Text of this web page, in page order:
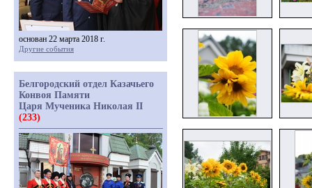
основан 22 марта 2018 г.
Другие события
Белгородский отдел Казачьего
Конвоя Памяти
Царя Мученика Николая II
(233)